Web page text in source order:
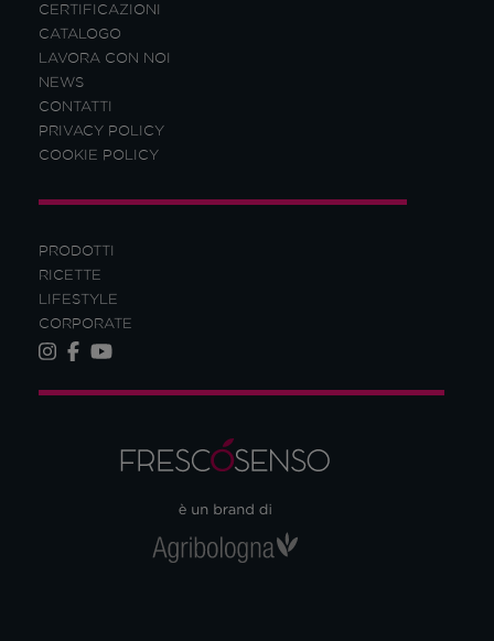
PRODOTTI
RICETTE
LIFESTYLE
CORPORATE
CERTIFICAZIONI
CATALOGO
LAVORA CON NOI
NEWS
CONTATTI
PRIVACY POLICY
COOKIE POLICY